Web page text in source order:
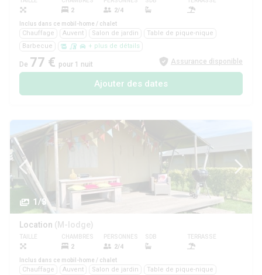
2 2/4
Inclus dans ce mobil-home / chalet
Chauffage Auvent Salon de jardin
Table de pique-nique
Barbecue
+ plus de détails
De 77 € pour 1 nuit Assurance disponible
Ajouter des dates
1/3
Location (M-lodge)
TAILLE CHAMBRES
2
PERSONNES
2/4
SDB TERRASSE
Inclus dans ce mobil-home / chalet
Chauffage Auvent Salon de jardin
Table de pique-nique